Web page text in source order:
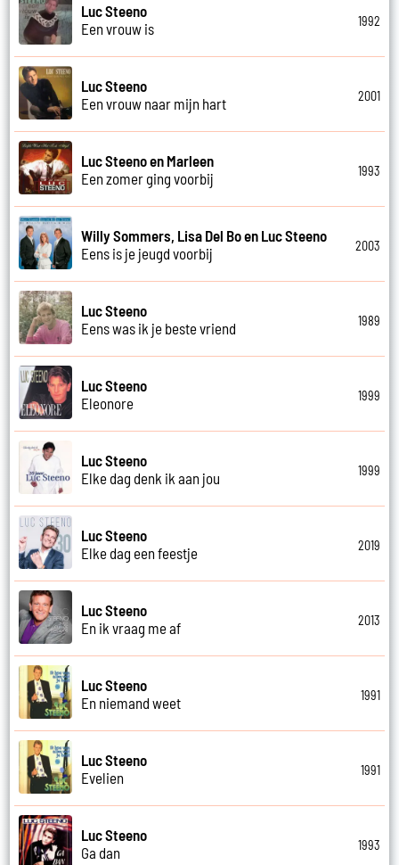
Luc Steeno
Een vrouw is
1992
Luc Steeno
Een vrouw naar mijn hart
2001
Luc Steeno en Marleen
Een zomer ging voorbij
1993
Willy Sommers, Lisa Del Bo en Luc Steeno
Eens is je jeugd voorbij
2003
Luc Steeno
Eens was ik je beste vriend
1989
Luc Steeno
Eleonore
1999
Luc Steeno
Elke dag denk ik aan jou
1999
Luc Steeno
Elke dag een feestje
2019
Luc Steeno
En ik vraag me af
2013
Luc Steeno
En niemand weet
1991
Luc Steeno
Evelien
1991
Luc Steeno
Ga dan
1993